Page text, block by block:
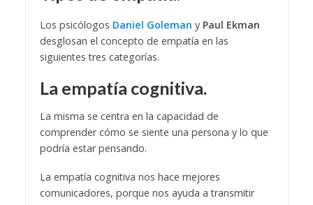
Los psicólogos Daniel Goleman y Paul Ekman
desglosan el concepto de empatía en las
siguientes tres categorías.
La empatía cognitiva.
La misma se centra en la capacidad de
comprender cómo se siente una persona y lo que
podría estar pensando.
La empatía cognitiva nos hace mejores
comunicadores, porque nos ayuda a transmitir